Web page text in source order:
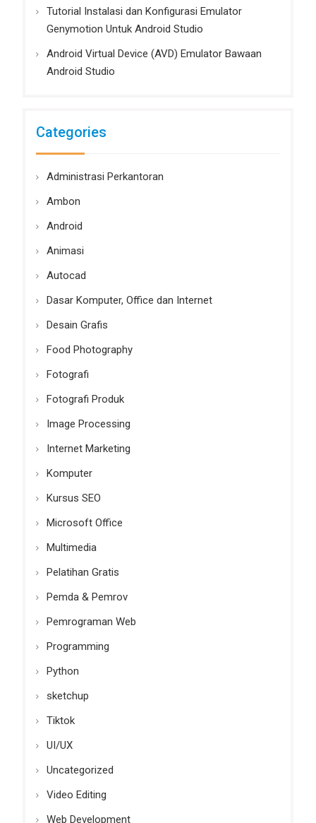
Tutorial Instalasi dan Konfigurasi Emulator
Genymotion Untuk Android Studio
Android Virtual Device (AVD) Emulator Bawaan
Android Studio
Categories
Administrasi Perkantoran
Ambon
Android
Animasi
Autocad
Dasar Komputer, Office dan Internet
Desain Grafis
Food Photography
Fotografi
Fotografi Produk
Image Processing
Internet Marketing
Komputer
Kursus SEO
Microsoft Office
Multimedia
Pelatihan Gratis
Pemda & Pemrov
Pemrograman Web
Programming
Python
sketchup
Tiktok
UI/UX
Uncategorized
Video Editing
Web Development